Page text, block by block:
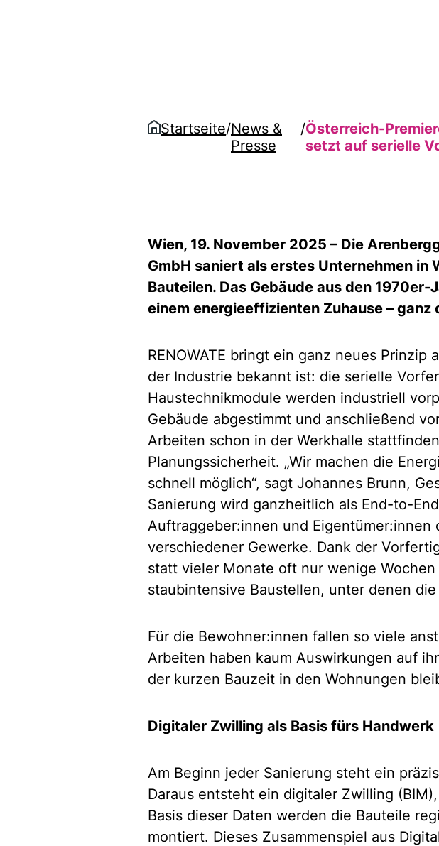
Startseite/News &
Presse
/Österreich-
setzt auf serielle
Wien, 19. November 2025 – Die
GmbH saniert als erstes Unternehmen
Bauteilen. Das Gebäude aus den
einem energieeffizienten Zuhause –
RENOWATE bringt ein ganz neues
der Industrie bekannt ist: die serielle
Haustechnikmodule werden industriell
Gebäude abgestimmt und anschließend
Arbeiten schon in der Werkhalle
Planungssicherheit. „Wir machen die
schnell möglich“, sagt Johannes Brunn,
Sanierung wird ganzheitlich als End-to-
Auftraggeber:innen und Eigentümer:innen
verschiedener Gewerke. Dank der
statt vieler Monate oft nur wenige
staubintensive Baustellen, unter denen
Für die Bewohner:innen fallen so viele
Arbeiten haben kaum Auswirkungen auf
der kurzen Bauzeit in den Wohnungen
Digitaler Zwilling als Basis fürs Handwerk
Am Beginn jeder Sanierung steht ein
Daraus entsteht ein digitaler Zwilling
Basis dieser Daten werden die Bauteile
montiert. Dieses Zusammenspiel aus